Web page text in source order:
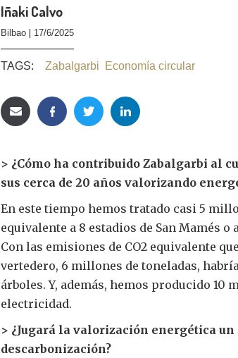
Iñaki Calvo
Bilbao 17/6/2025
TAGS: Zabalgarbi Economía circular
> ¿Cómo ha contribuido Zabalgarbi al
sus cerca de 20 años valorizando
En este tiempo hemos tratado casi 5
equivalente a 8 estadios de San Mamés
Con las emisiones de CO2 equivalente
vertedero, 6 millones de toneladas,
árboles. Y, además, hemos producido 10
electricidad.
> ¿Jugará la valorización energética
descarbonización?